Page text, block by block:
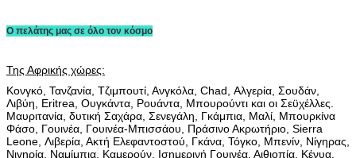
Ο πελάτης μας σε όλο τον κόσμο
Της Αφρικής χώρες:
Κονγκό, Τανζανία, Τζιμπουτί, Ανγκόλα, Chad, Αλγερία, Σουδάν,
Λιβύη, Eritrea, Ουγκάντα, Ρουάντα, Μπουρούντι και οι Σεϋχέλλες.
Μαυριτανία, δυτική Σαχάρα, Σενεγάλη, Γκάμπια, Μαλί, Μπουρκίνα
Φάσο, Γουινέα, Γουινέα-Μπισσάου, Πράσινο Ακρωτήριο, Sierra
Leone, Λιβερία, Ακτή Ελεφαντοστού, Γκάνα, Τόγκο, Μπενίν, Νίγηρας,
Νιγηρία, Ναμίμπια Καμερούν, Ισημερινή Γουινέα, Αιθιοπία, Κένυα,